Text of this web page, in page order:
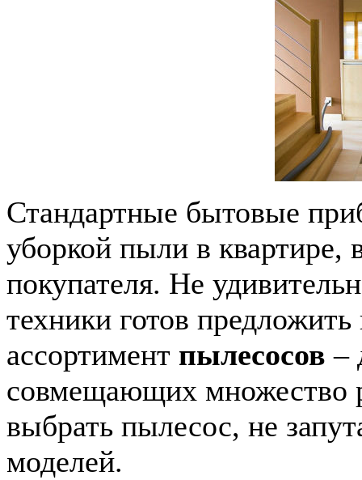
Стандартные бытовые
уборкой пыли в квартире,
покупателя. Не
техники готов
ассортимент пылесосов –
совмещающих множество
выбрать пылесос, не
моделей.